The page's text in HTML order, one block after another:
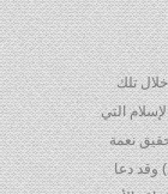
تلك
التي
نعمة
دعا